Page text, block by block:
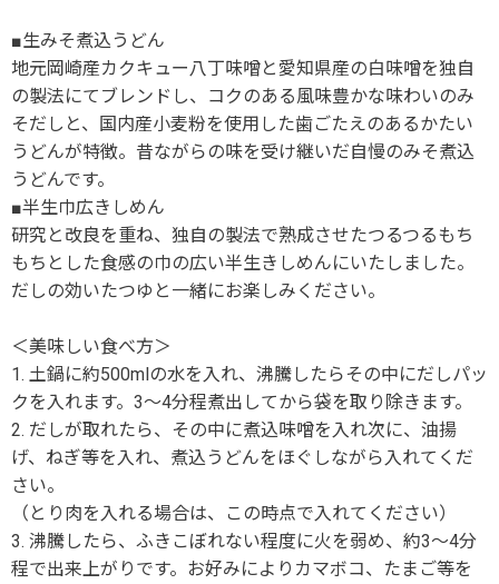
■生みそ煮込うどん
地元岡崎産カクキュー八丁味噌と愛知県産の白味噌を独自
の製法にてブレンドし、コクのある風味豊かな味わいのみ
そだしと、国内産小麦粉を使用した歯ごたえのあるかたい
うどんが特徴。昔ながらの味を受け継いだ自慢のみそ煮込
うどんです。
■半生巾広きしめん
研究と改良を重ね、独自の製法で熟成させたつるつるもち
もちとした食感の巾の広い半生きしめんにいたしました。
だしの効いたつゆと一緒にお楽しみください。
＜美味しい食べ方＞
1. 土鍋に約500mlの水を入れ、沸騰したらその中にだしパッ
クを入れます。3～4分程煮出してから袋を取り除きます。
2. だしが取れたら、その中に煮込味噌を入れ次に、油揚
げ、ねぎ等を入れ、煮込うどんをほぐしながら入れてくだ
さい。
（とり肉を入れる場合は、この時点で入れてください）
3. 沸騰したら、ふきこぼれない程度に火を弱め、約3～4分
程で出来上がりです。お好みによりカマボコ、たまご等を